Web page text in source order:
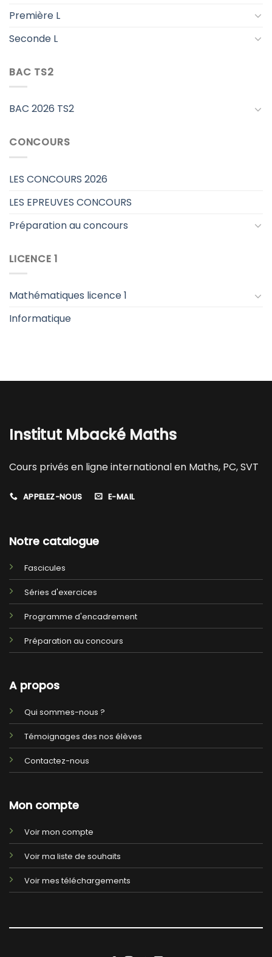
Première L
Seconde L
BAC TS2
BAC 2026 TS2
CONCOURS
LES CONCOURS 2026
LES EPREUVES CONCOURS
Préparation au concours
LICENCE 1
Mathématiques licence 1
Informatique
Institut Mbacké Maths
Cours privés en ligne international en Maths, PC, SVT
APPELEZ-NOUS E-MAIL
Notre catalogue
Fascicules
Séries d'exercices
Programme d'encadrement
Préparation au concours
A propos
Qui sommes-nous ?
Témoignages des nos élèves
Contactez-nous
Mon compte
Voir mon compte
Voir ma liste de souhaits
Voir mes téléchargements